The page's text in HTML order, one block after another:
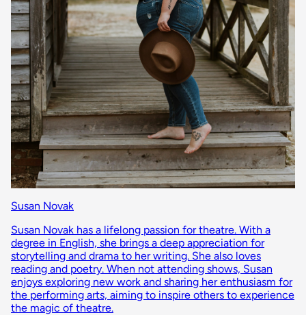
Susan Novak
Susan Novak has a lifelong passion for theatre. With a
degree in English, she brings a deep appreciation for
storytelling and drama to her writing. She also loves
reading and poetry. When not attending shows, Susan
enjoys exploring new work and sharing her enthusiasm for
the performing arts, aiming to inspire others to experience
the magic of theatre.